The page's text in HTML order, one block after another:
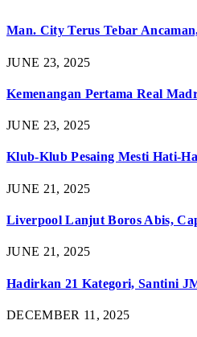
Man. City Terus Tebar
JUNE 23, 2025
Kemenangan Pertama Real
JUNE 23, 2025
Klub-Klub Pesaing Mesti Hati-
JUNE 21, 2025
Liverpool Lanjut Boros Abis,
JUNE 21, 2025
Hadirkan 21 Kategori, Santini
DECEMBER 11, 2025